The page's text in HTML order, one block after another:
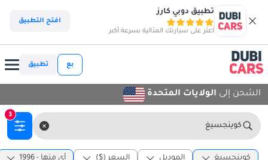
تطبيق دوبي كارز
اعثر على سيارتك المثالية بسرعة أكبر
افتح التطبيق
بع تطبيق
الشحن إلى الولايات المتحدة
كوينجسيغ
3
كوينجسيغ الموديل السعر ($) أي منها - 1996